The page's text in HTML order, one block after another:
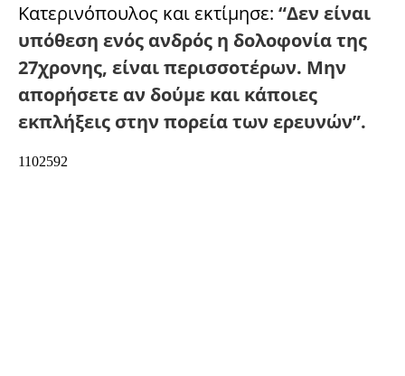
Κατερινόπουλος και εκτίμησε: “Δεν είναι
υπόθεση ενός ανδρός η δολοφονία της
27χρονης, είναι περισσοτέρων. Μην
απορήσετε αν δούμε και κάποιες
εκπλήξεις στην πορεία των ερευνών”.